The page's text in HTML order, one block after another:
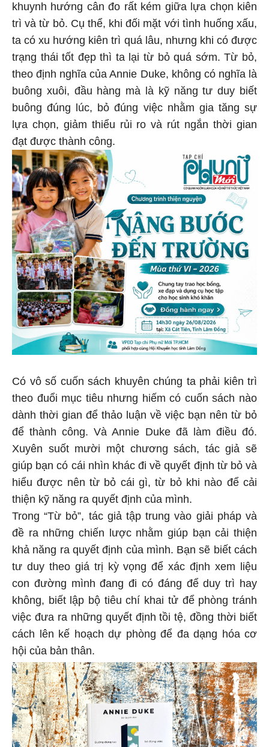
khuynh hướng cân đo rất kém giữa lựa chọn kiên
trì và từ bỏ. Cụ thể, khi đối mặt với tình huống xấu,
ta có xu hướng kiên trì quá lâu, nhưng khi có được
trạng thái tốt đẹp thì ta lại từ bỏ quá sớm. Từ bỏ,
theo định nghĩa của Annie Duke, không có nghĩa là
buông xuôi, đầu hàng mà là kỹ năng tư duy biết
buông đúng lúc, bỏ đúng việc nhằm gia tăng sự
lựa chọn, giảm thiểu rủi ro và rút ngắn thời gian
đạt được thành công.
Có vô số cuốn sách khuyên chúng ta phải kiên trì
theo đuổi mục tiêu nhưng hiếm có cuốn sách nào
dành thời gian để thảo luận về việc bạn nên từ bỏ
để thành công. Và Annie Duke đã làm điều đó.
Xuyên suốt mười một chương sách, tác giả sẽ
giúp bạn có cái nhìn khác đi về quyết định từ bỏ và
hiểu được nên từ bỏ cái gì, từ bỏ khi nào để cải
thiện kỹ năng ra quyết định của mình.
Trong “Từ bỏ”, tác giả tập trung vào giải pháp và
đề ra những chiến lược nhằm giúp bạn cải thiện
khả năng ra quyết định của mình. Bạn sẽ biết cách
tư duy theo giá trị kỳ vọng để xác định xem liệu
con đường mình đang đi có đáng để duy trì hay
không, biết lập bộ tiêu chí khai tử để phòng tránh
việc đưa ra những quyết định tồi tệ, đồng thời biết
cách lên kế hoạch dự phòng để đa dạng hóa cơ
hội của bản thân.